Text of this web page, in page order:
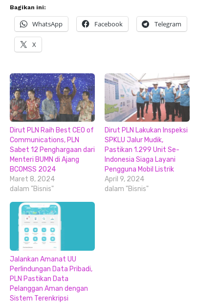
Bagikan ini:
WhatsApp Facebook Telegram
X
Dirut PLN Raih Best CEO of
Communications, PLN
Sabet 12 Penghargaan dari
Menteri BUMN di Ajang
BCOMSS 2024
Maret 8, 2024
dalam "Bisnis"
Dirut PLN Lakukan Inspeksi
SPKLU Jalur Mudik,
Pastikan 1.299 Unit Se-
Indonesia Siaga Layani
Pengguna Mobil Listrik
April 9, 2024
dalam "Bisnis"
Jalankan Amanat UU
Perlindungan Data Pribadi,
PLN Pastikan Data
Pelanggan Aman dengan
Sistem Terenkripsi